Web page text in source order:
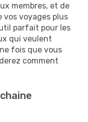
membres, et de
vos voyages plus
parfait pour les
qui veulent
fois que vous
comment